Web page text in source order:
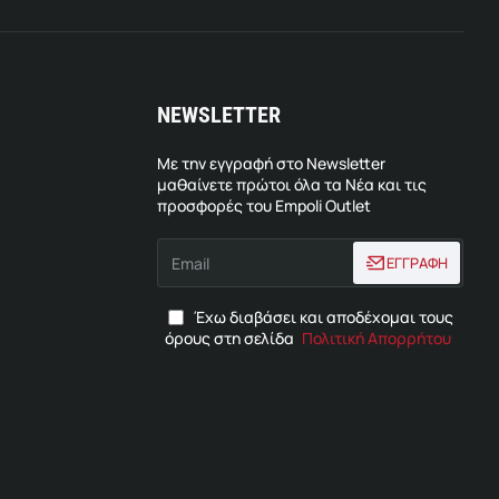
NEWSLETTER
Με την εγγραφή στο Newsletter
μαθαίνετε πρώτοι όλα τα Νέα και τις
προσφορές του Empoli Outlet
Email
ΕΓΓΡΑΦΗ
Έχω διαβάσει και αποδέχομαι τους
όρους στη σελίδα Πολιτική Απορρήτου